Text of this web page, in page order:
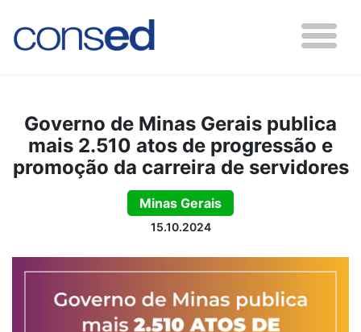
Governo de Minas Gerais publica
mais 2.510 atos de progressão e
promoção da carreira de servidores
Minas Gerais
15.10.2024